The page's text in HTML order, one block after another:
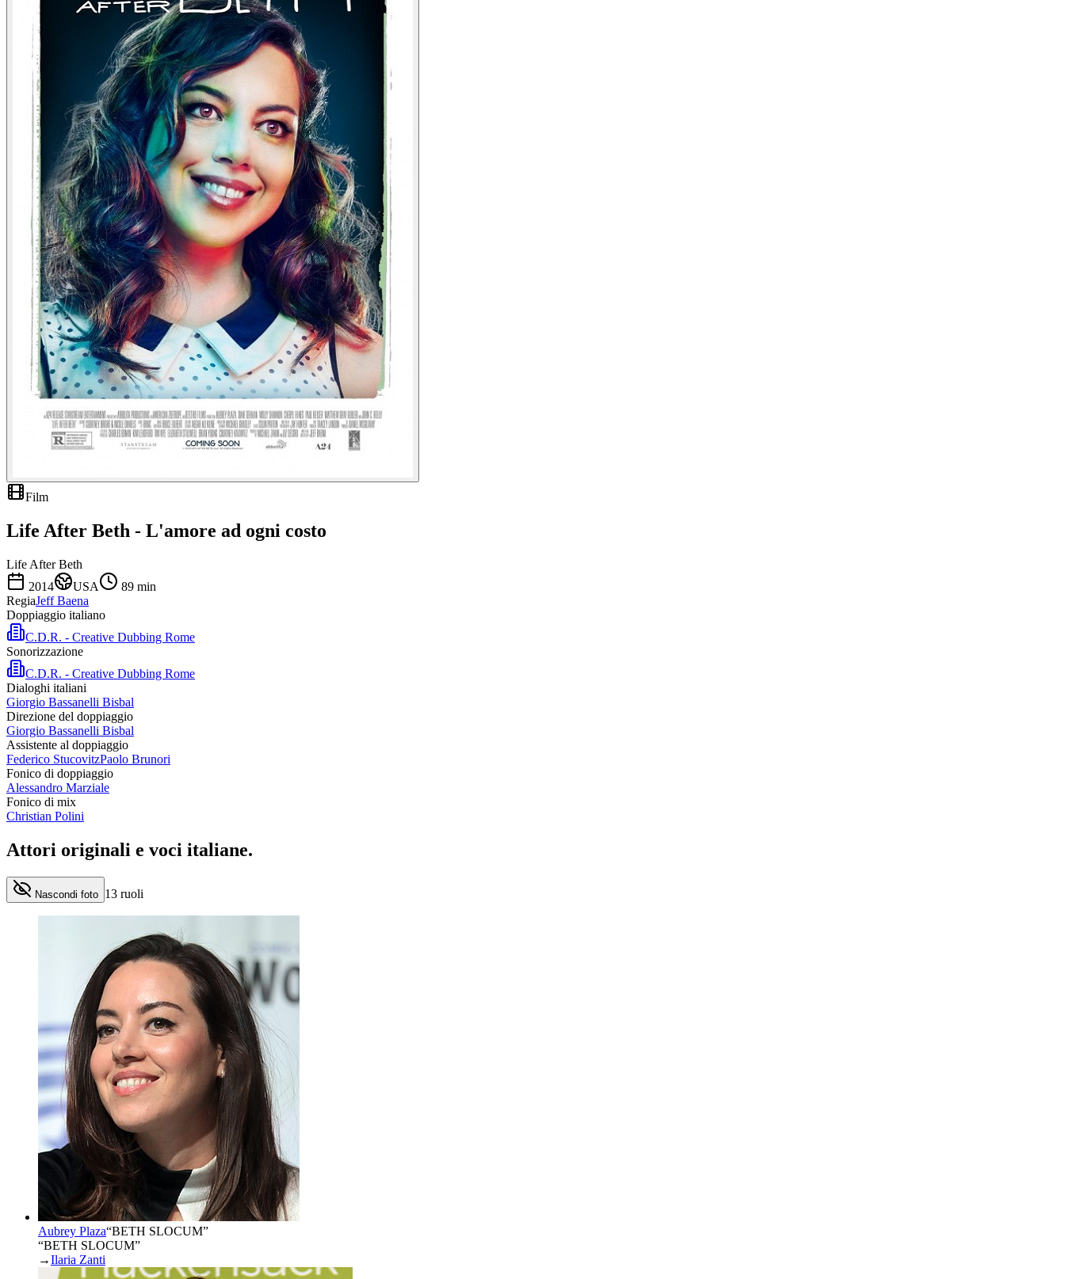
Film
Life After Beth - L'amore ad ogni costo
Life After Beth
2014
USA 89 min
RegiaJeff Baena
Doppiaggio italiano
C.D.R. - Creative Dubbing Rome
Sonorizzazione
C.D.R. - Creative Dubbing Rome
Dialoghi italiani
Giorgio Bassanelli Bisbal
Direzione del doppiaggio
Giorgio Bassanelli Bisbal
Assistente al doppiaggio
Federico StucovitzPaolo Brunori
Fonico di doppiaggio
Alessandro Marziale
Fonico di mix
Christian Polini
Attori originali e voci italiane.
Nascondi foto 13 ruoli
Aubrey Plaza“BETH SLOCUM”
“BETH SLOCUM”
→Ilaria Zanti